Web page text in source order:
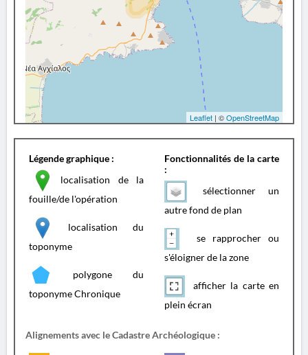
Leaflet | ©OpenStreetMap
Légende graphique :
localisation de la
fouille/de l'opération
localisation du
toponyme
polygone du
toponyme Chronique
Fonctionnalités de la carte
:
sélectionner un
autre fond de plan
se rapprocher ou
s'éloigner de la zone
afficher la carte en
plein écran
Alignements avec le Cadastre Archéologique :